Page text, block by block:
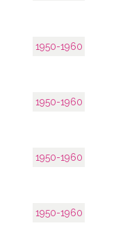
1950-1960
1950-1960
1950-1960
1950-1960